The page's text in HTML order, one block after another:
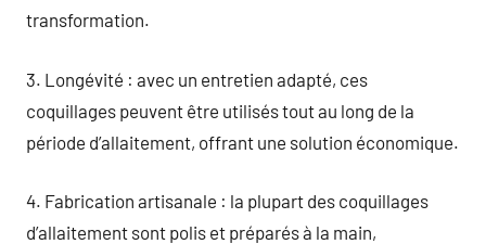
transformation.
3. Longévité : avec un entretien adapté, ces
coquillages peuvent être utilisés tout au long de la
période d’allaitement, offrant une solution économique.
4. Fabrication artisanale : la plupart des coquillages
d’allaitement sont polis et préparés à la main,